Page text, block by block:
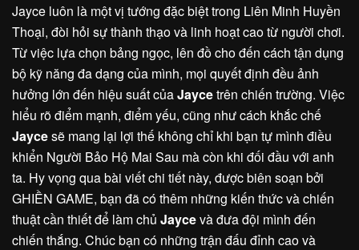
Jayce luôn là một vị tướng đặc biệt trong Liên Minh Huyền
Thoại, đòi hỏi sự thành thạo và linh hoạt cao từ người chơi.
Từ việc lựa chọn bảng ngọc, lên đồ cho đến cách tận dụng
bộ kỹ năng đa dạng của mình, mọi quyết định đều ảnh
hưởng lớn đến hiệu suất củaJaycetrên chiến trường. Việc
hiểu rõ điểm mạnh, điểm yếu, cũng như cách khắc chế
Jaycesẽ mang lại lợi thế không chỉ khi bạn tự mình điều
khiển Người Bảo Hộ Mai Sau mà còn khi đối đầu với anh
ta. Hy vọng qua bài viết chi tiết này, được biên soạn bởi
GHIỀN GAME, bạn đã có thêm những kiến thức và chiến
thuật cần thiết để làm chủ Jaycevà đưa đội mình đến
chiến thắng. Chúc bạn có những trận đấu đỉnh cao và